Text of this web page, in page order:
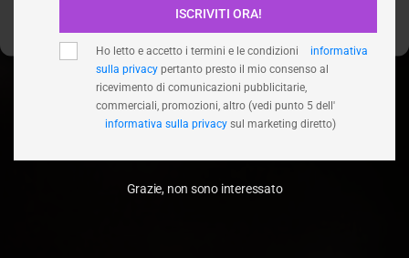
Visualizza le preferenze
ISCRIVITI ORA!
Ho letto e accetto i termini e le condizioni
informativa
sulla privacy pertanto presto il mio consenso al
ricevimento di comunicazioni pubblicitarie,
commerciali, promozioni, altro (vedi punto 5 dell'
informativa sulla privacy sul marketing diretto)
Grazie, non sono interessato